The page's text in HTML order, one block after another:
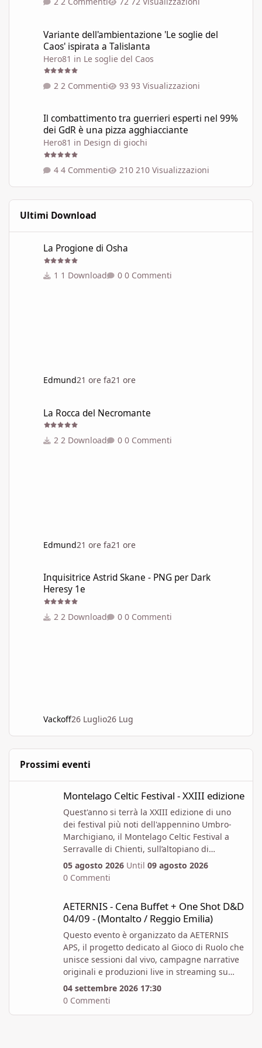
Variante dell'ambientazione 'Le soglie del
Caos' ispirata a Talislanta
Hero81 in Le soglie del Caos
2 Commenti 93 Visualizzazioni
Il combattimento tra guerrieri esperti nel 99%
dei GdR è una pizza agghiacciante
Hero81 in Design di giochi
4 Commenti 210 Visualizzazioni
Ultimi Download
La Progione di Osha
1 Download 0 Commenti
Edmund21 ore fa21 ore
La Rocca del Necromante
2 Download 0 Commenti
Edmund21 ore fa21 ore
Inquisitrice Astrid Skane - PNG per Dark
Heresy 1e
2 Download 0 Commenti
Vackoff26 Luglio26 Lug
Prossimi eventi
Montelago Celtic Festival - XXIII edizione
Quest'anno si terrà la XXIII edizione di uno
dei festival più noti dell'appennino Umbro-
Marchigiano, il Montelago Celtic Festival a
Serravalle di Chienti, sull’altopiano di
Colfiorito in provincia di Macerata.
https://www.montelagocelticfestival.it/
tantochè I biglietti attualmente disponibili
permettono l'accesso per almeno due giorni
consecutivi. E' attiva la prevendita Spring
Offer, che mette a disposizione dal 6 Aprile al
12 Giugno un numero massimo biglietti 4000.
Al momento i prezzi per la prevendita sono i
seguenti:
Abbonamento x 1 persona per 4gg - 82 EUR +
05 agosto 2026 Until 09 agosto 2026
0 Commenti
AETERNIS - Cena Buffet + One Shot D&D
04/09 - (Montalto / Reggio Emilia)
Questo evento è organizzato da AETERNIS
APS, il progetto dedicato al Gioco di Ruolo che
unisce sessioni dal vivo, campagne narrative
originali e produzioni live in streaming su
Twitch.
Vi aspettiamo per un Evento Speciale: Cena
04 settembre 2026 17:30
0 Commenti